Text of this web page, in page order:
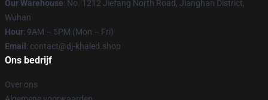
Our Warehouse: No. 1212 Jiefang North Road, Jianghan District,
Wuhan
Hour: 9AM – 5PM (Mon – Fri)
Email : contact@dj-khaled.shop
Ons bedrijf
Over ons